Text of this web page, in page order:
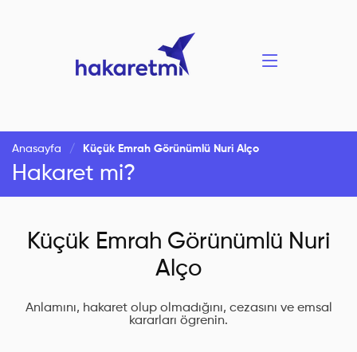
Anasayfa Küçük Emrah Görünümlü Nuri Alço
Hakaret mi?
Küçük Emrah Görünümlü Nuri
Alço
Anlamını, hakaret olup olmadığını, cezasını ve emsal
kararları ögrenin.